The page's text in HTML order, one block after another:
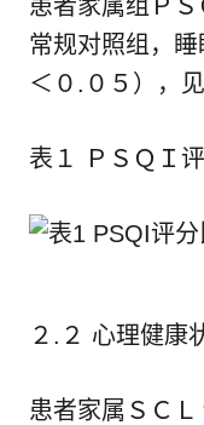
患者家属组Ｐ
常规对照组，
＜０.０５），见
表１ ＰＳＱＩ
２.２ 心理健康
患者家属ＳＣ